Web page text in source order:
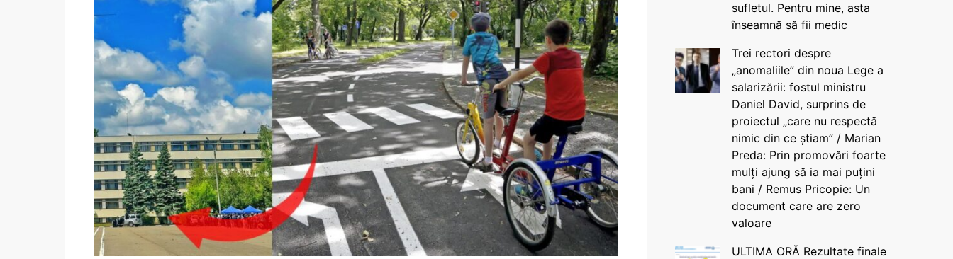
sufletul. Pentru mine, asta
înseamnă să fii medic
Trei rectori despre
„anomaliile” din noua Lege a
salarizării: fostul ministru
Daniel David, surprins de
proiectul „care nu respectă
nimic din ce știam” / Marian
Preda: Prin promovări foarte
mulți ajung să ia mai puțini
bani / Remus Pricopie: Un
document care are zero
valoare
ULTIMA ORĂ Rezultate finale